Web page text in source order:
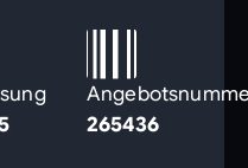
265436